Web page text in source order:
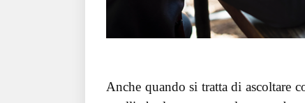
Anche quando si tratta di ascoltare